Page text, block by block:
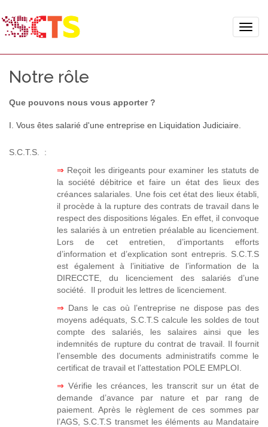
Toggle
Notre rôle
Que pouvons nous vous apporter ?
I. Vous êtes salarié d'une entreprise en Liquidation Judiciaire.
S.C.T.S. :
⇒ Reçoit les dirigeants pour examiner les statuts de
la société débitrice et faire un état des lieux des
créances salariales. Une fois cet état des lieux établi,
il procède à la rupture des contrats de travail dans le
respect des dispositions légales. En effet, il convoque
les salariés à un entretien préalable au licenciement.
Lors de cet entretien, d’importants efforts
d’information et d’explication sont entrepris. S.C.T.S
est également à l’initiative de l’information de la
DIRECCTE, du licenciement des salariés d’une
société. Il produit les lettres de licenciement.
⇒ Dans le cas où l’entreprise ne dispose pas des
moyens adéquats, S.C.T.S calcule les soldes de tout
compte des salariés, les salaires ainsi que les
indemnités de rupture du contrat de travail. Il fournit
l’ensemble des documents administratifs comme le
certificat de travail et l’attestation POLE EMPLOI.
⇒ Vérifie les créances, les transcrit sur un état de
demande d’avance par nature et par rang de
paiement. Après le règlement de ces sommes par
l’AGS, S.C.T.S transmet les éléments au Mandataire